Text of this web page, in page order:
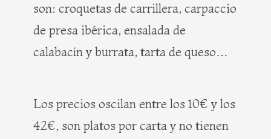
son: croquetas de carrillera, carpaccio
de presa ibérica, ensalada de
calabacín y burrata, tarta de queso…
Los precios oscilan entre los 10€ y los
42€, son platos por carta y no tienen